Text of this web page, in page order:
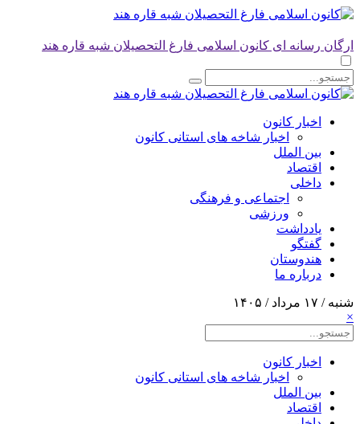
ارگان رسانه ای کانون اسلامی فارغ التحصیلان شبه قاره هند
اخبار کانون
اخبار شاخه های استانی کانون
بین الملل
اقتصاد
داخلی
اجتماعی و فرهنگی
ورزشی
یادداشت
گفتگو
هندوستان
درباره ما
شنبه / ۱۷ مرداد / ۱۴۰۵
×
اخبار کانون
اخبار شاخه های استانی کانون
بین الملل
اقتصاد